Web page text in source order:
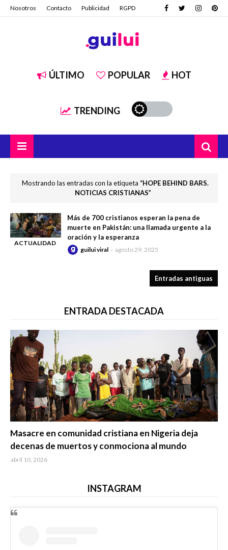
Nosotros Contacto Publicidad RGPD
ÚLTIMO POPULAR HOT
TRENDING
Mostrando las entradas con la etiqueta
HOPE BEHIND BARS.
NOTICIAS CRISTIANAS
ACTUALIDAD
Más de 700 cristianos esperan la pena de
muerte en Pakistán: una llamada urgente a la
oración y la esperanza
guilui viral agosto 29, 2025
Entradas antiguas
ENTRADA DESTACADA
Masacre en comunidad cristiana en Nigeria deja
decenas de muertos y conmociona al mundo
abril 10, 2026
INSTAGRAM